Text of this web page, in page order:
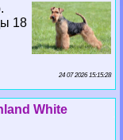
18
24 07 2026 15:15:28
White